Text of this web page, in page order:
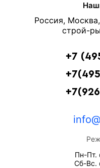
Россия,
строй-
+7
Пн-Пт.
Сб-Вс.